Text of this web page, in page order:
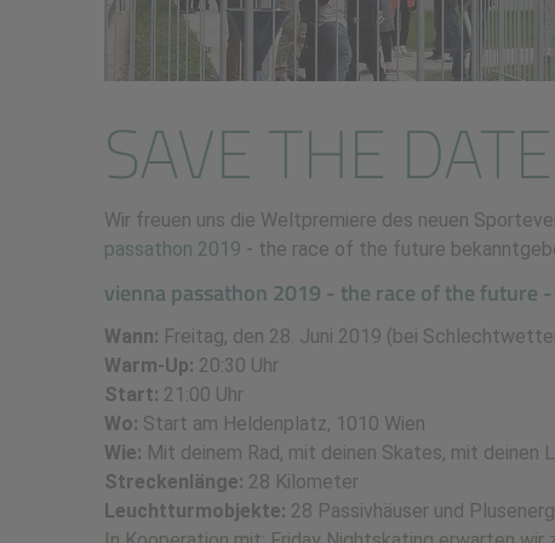
SAVE THE
Wir freuen uns die Weltpremiere des neuen
passathon 2019 - the race of the future
vienna passathon 2019 - the race of the future
Wann: Freitag, den 28. Juni 2019 (bei
Warm-Up: 20:30 Uhr
Start: 21:00 Uhr
Wo: Start am Heldenplatz, 1010 Wien
Wie: Mit deinem Rad, mit deinen Skates, mit deinen
Streckenlänge: 28 Kilometer
Leuchtturmobjekte: 28 Passivhäuser und